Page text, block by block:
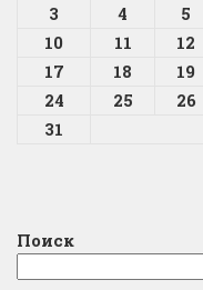
3
4 5
10
11 12
17
18 19
24
25 26
31
Поиск